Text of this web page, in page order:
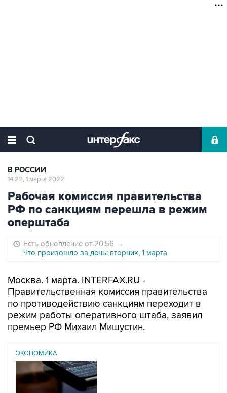
В РОССИИ
14:22, 1 марта 2022
Рабочая комиссия правительства
РФ по санкциям перешла в режим
оперштаба
Есть обновление от 20:56 →
Что произошло за день: вторник, 1 марта
Москва. 1 марта. INTERFAX.RU -
Правительственная комиссия правительства
по противодействию санкциям переходит в
режим работы оперативного штаба, заявил
премьер РФ Михаил Мишустин.
ЭКОНОМИКА